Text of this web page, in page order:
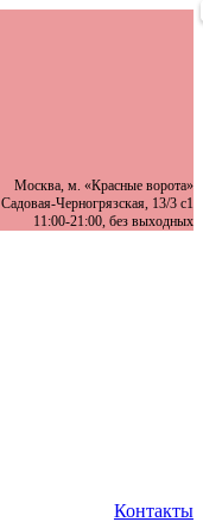
Москва, м. «Красные ворота»
Садовая-Черногрязская, 13/3 с1
11:00-21:00, без выходных
Контакты